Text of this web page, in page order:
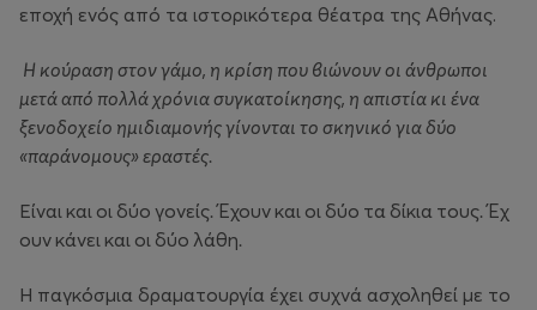
εποχή ενός από τα ιστορικότερα θέατρα της Αθήνας.
Η κούραση στον γάμο, η κρίση που βιώνουν οι άνθρωποι
μετά από πολλά χρόνια συγκατοίκησης, η απιστία κι ένα
ξενοδοχείο ημιδιαμονής γίνονται το σκηνικό για δύο
«παράνομους» εραστές.
Είναι και οι δύο γονείς.Έχουν και οι δύο τα δίκια τους.Έχ
ουν κάνει και οι δύο λάθη.
Η παγκόσμια δραματουργία έχει συχνά ασχοληθεί με το